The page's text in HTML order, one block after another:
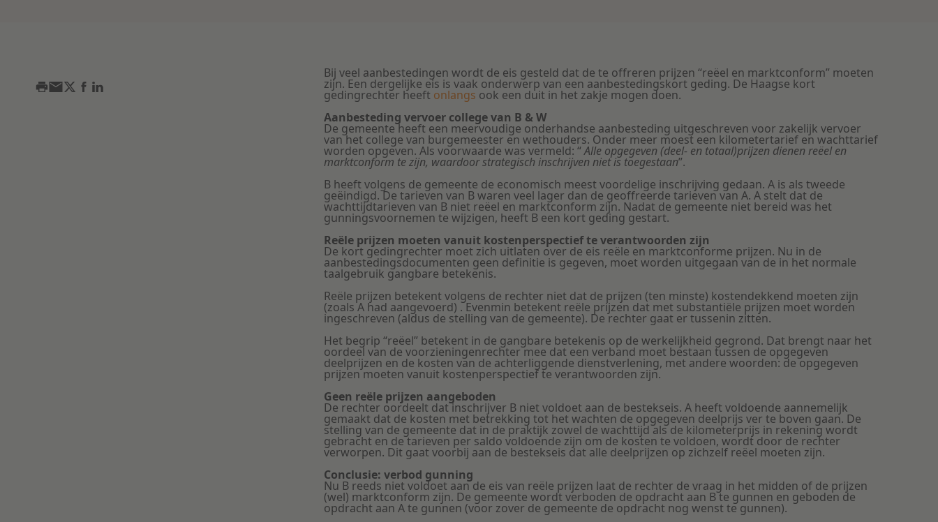
Bij veel aanbestedingen wordt de eis gesteld dat de te offreren prijzen “reëel en marktconform” moeten
zijn. Een dergelijke eis is vaak onderwerp van een aanbestedingskort geding. De Haagse kort
gedingrechter heeft onlangs ook een duit in het zakje mogen doen.
Aanbesteding vervoer college van B & W
De gemeente heeft een meervoudige onderhandse aanbesteding uitgeschreven voor zakelijk vervoer
van het college van burgemeester en wethouders. Onder meer moest een kilometertarief en wachttarief
worden opgeven. Als voorwaarde was vermeld: “Alle opgegeven (deel- en totaal)prijzen dienen reëel en
marktconform te zijn, waardoor strategisch inschrijven niet is toegestaan”.
B heeft volgens de gemeente de economisch meest voordelige inschrijving gedaan. A is als tweede
geëindigd. De tarieven van B waren veel lager dan de geoffreerde tarieven van A. A stelt dat de
wachttijdtarieven van B niet reëel en marktconform zijn. Nadat de gemeente niet bereid was het
gunningsvoornemen te wijzigen, heeft B een kort geding gestart.
Reële prijzen moeten vanuit kostenperspectief te verantwoorden zijn
De kort gedingrechter moet zich uitlaten over de eis reële en marktconforme prijzen. Nu in de
aanbestedingsdocumenten geen definitie is gegeven, moet worden uitgegaan van de in het normale
taalgebruik gangbare betekenis.
Reële prijzen betekent volgens de rechter niet dat de prijzen (ten minste) kostendekkend moeten zijn
(zoals A had aangevoerd) . Evenmin betekent reële prijzen dat met substantiële prijzen moet worden
ingeschreven (aldus de stelling van de gemeente). De rechter gaat er tussenin zitten.
Het begrip “reëel” betekent in de gangbare betekenis op de werkelijkheid gegrond. Dat brengt naar het
oordeel van de voorzieningenrechter mee dat een verband moet bestaan tussen de opgegeven
deelprijzen en de kosten van de achterliggende dienstverlening, met andere woorden: de opgegeven
prijzen moeten vanuit kostenperspectief te verantwoorden zijn.
Geen reële prijzen aangeboden
De rechter oordeelt dat inschrijver B niet voldoet aan de bestekseis. A heeft voldoende aannemelijk
gemaakt dat de kosten met betrekking tot het wachten de opgegeven deelprijs ver te boven gaan. De
stelling van de gemeente dat in de praktijk zowel de wachttijd als de kilometerprijs in rekening wordt
gebracht en de tarieven per saldo voldoende zijn om de kosten te voldoen, wordt door de rechter
verworpen. Dit gaat voorbij aan de bestekseis dat alle deelprijzen op zichzelf reëel moeten zijn.
Conclusie: verbod gunning
Nu B reeds niet voldoet aan de eis van reële prijzen laat de rechter de vraag in het midden of de prijzen
(wel) marktconform zijn. De gemeente wordt verboden de opdracht aan B te gunnen en geboden de
opdracht aan A te gunnen (voor zover de gemeente de opdracht nog wenst te gunnen).